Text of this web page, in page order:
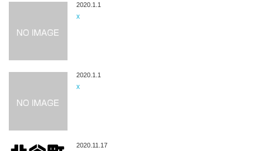
2020.1.1
x
2020.1.1
x
2020.11.17